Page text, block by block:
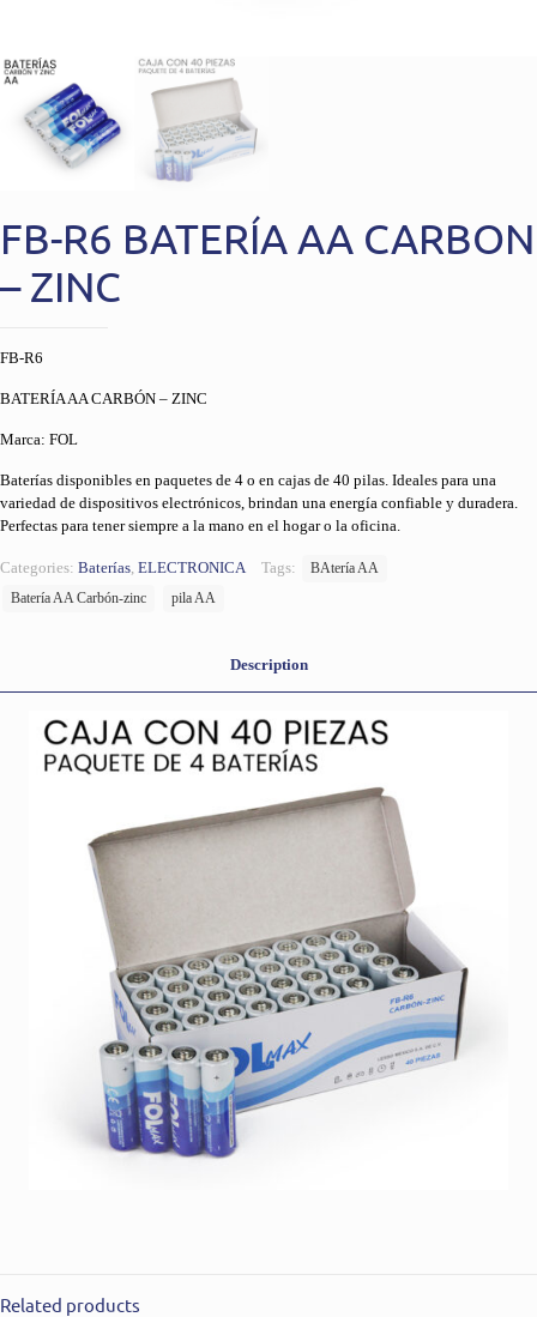
FB-R6 BATERÍA AA CARBON
– ZINC
FB-R6
BATERÍA AA CARBÓN – ZINC
Marca: FOL
Baterías disponibles en paquetes de 4 o en cajas de 40 pilas. Ideales para una
variedad de dispositivos electrónicos, brindan una energía confiable y duradera.
Perfectas para tener siempre a la mano en el hogar o la oficina.
Categories: Baterías, ELECTRONICA Tags:
BAtería AA
Batería AA Carbón-zinc
pila AA
Description
Related products